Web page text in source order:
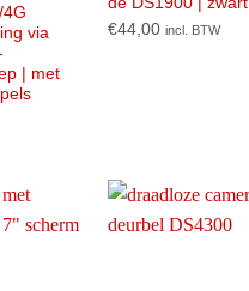
via
| met
€44,00 incl. BTW